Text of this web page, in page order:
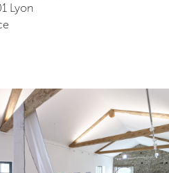
Lyon